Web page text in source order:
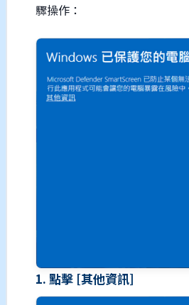
驟操作：
1. 點擊 [其他資訊]